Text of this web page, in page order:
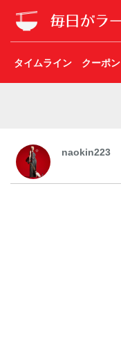
タイムライン クーポン
naokin223